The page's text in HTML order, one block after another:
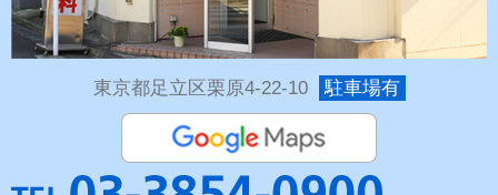
東京都足立区栗原4-22-10 駐車場有